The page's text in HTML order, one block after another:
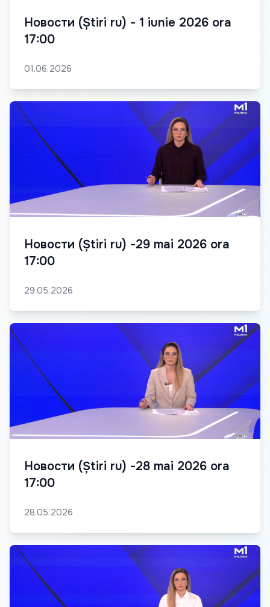
Новости (Știri ru) - 1 iunie 2026 ora
17:00
01.06.2026
Новости (Știri ru) -29 mai 2026 ora
17:00
29.05.2026
Новости (Știri ru) -28 mai 2026 ora
17:00
28.05.2026